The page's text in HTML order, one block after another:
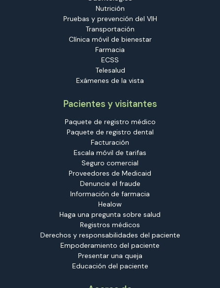
Nutrición
Pruebas y prevención del VIH
Transportación
Clínica móvil de bienestar
Farmacia
ECSS
Telesalud
Exámenes de la vista
Pacientes y visitantes
Paquete de registro médico
Paquete de registro dental
Facturación
Escala móvil de tarifas
Seguro comercial
Proveedores de Medicaid
Denuncie el fraude
Información de farmacia
Healow
Haga una pregunta sobre salud
Registros médicos
Derechos y responsabilidades del paciente
Empoderamiento del paciente
Presentar una queja
Educación del paciente